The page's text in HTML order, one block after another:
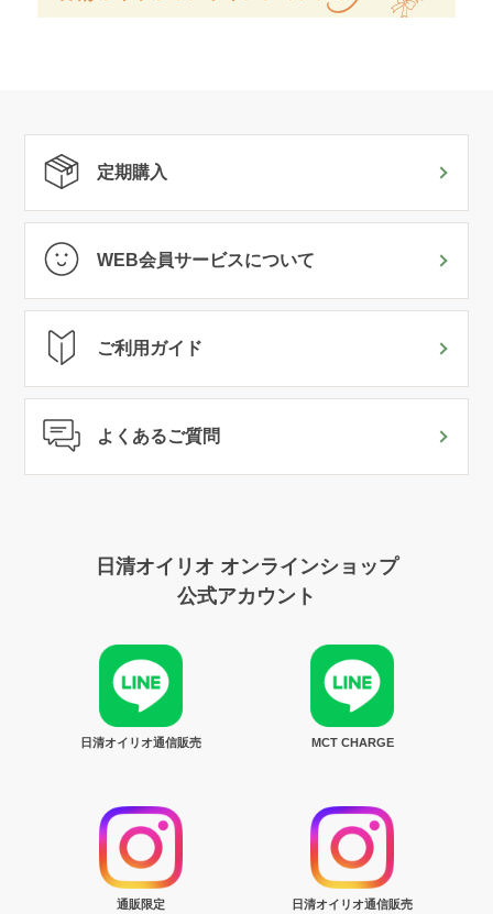
定期購入
WEB会員サービスについて
ご利用ガイド
よくあるご質問
日清オイリオ オンラインショップ
公式アカウント
日清オイリオ通信販売 MCT CHARGE
通販限定
日清オイリオ通信販売